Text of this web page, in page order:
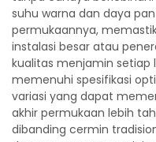
suhu warna dan daya
permukaannya,
instalasi besar atau
kualitas menjamin setiap
memenuhi spesifikasi
variasi yang dapat
akhir permukaan lebih
dibanding cermin